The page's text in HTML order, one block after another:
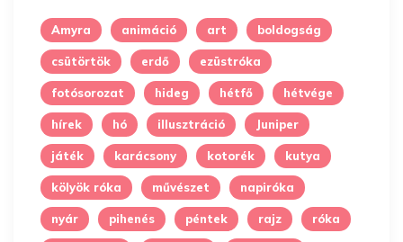
Amyra animáció art boldogság
csütörtök erdő ezüstróka
fotósorozat hideg hétfő hétvége
hírek hó illusztráció Juniper
játék karácsony kotorék kutya
kölyök róka művészet napiróka
nyár pihenés péntek rajz róka